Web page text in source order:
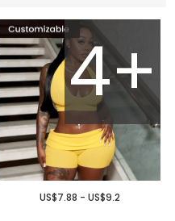
4+
US$7.88 - US$9.2